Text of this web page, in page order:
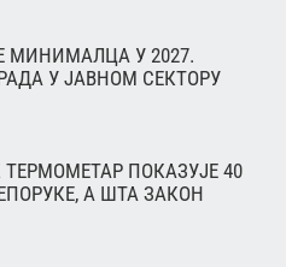
У 2027.
У ЈАВНОМ СЕКТОРУ
ПОКАЗУЈЕ 40
А ШТА ЗАКОН